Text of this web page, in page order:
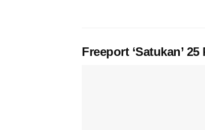
Freeport ‘Satukan’